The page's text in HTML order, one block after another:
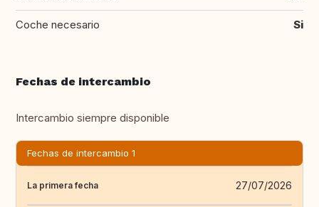
Coche necesario Si
Fechas de intercambio
Intercambio siempre disponible
Fechas de intercambio 1
La primera fecha 27/07/2026